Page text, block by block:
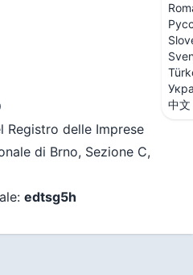
中文
Registro delle Imprese
di Brno, Sezione C,
: edtsg5h